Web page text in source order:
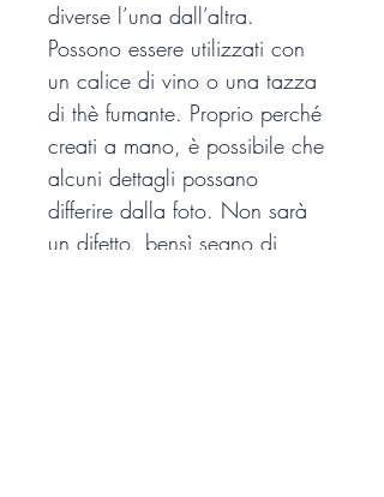
diverse l’una dall’altra.
Possono essere utilizzati con
un calice di vino o una tazza
di thè fumante. Proprio perché
creati a mano, è possibile che
alcuni dettagli possano
differire dalla foto. Non sarà
un difetto, bensì segno di